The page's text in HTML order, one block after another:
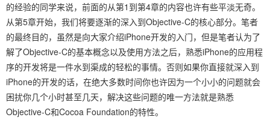
的经验的同学来说，前面的从第1到第4章的内容也许有些平淡无奇。
从第5章开始，我们将要逐渐的深入到Objective-C的核心部分。笔者
的最终目的，虽然是向大家介绍iPhone开发的入门，但是笔者认为了
解了Objective-C的基本概念以及使用方法之后，熟悉iPhone的应用程
序的开发将是一件水到渠成的轻松的事情。否则如果你直接就深入到
iPhone的开发的话，在绝大多数时间你也许因为一个小小的问题就会
困扰你几个小时甚至几天，解决这些问题的唯一方法就是熟悉
Objective-C和Cocoa Foundation的特性。